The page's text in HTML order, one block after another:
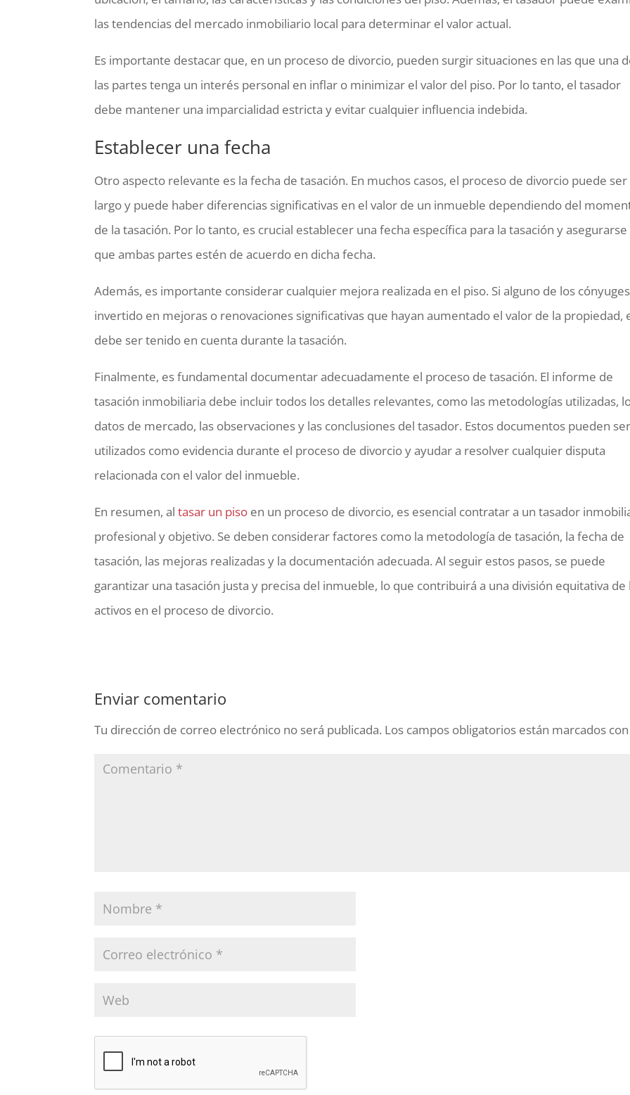
las tendencias del mercado inmobiliario local para determinar el valor actual.
Es importante destacar que, en un proceso de divorcio, pueden surgir situaciones en las que una
las partes tenga un interés personal en inflar o minimizar el valor del piso. Por lo tanto, el tasador
debe mantener una imparcialidad estricta y evitar cualquier influencia indebida.
Establecer una fecha
Otro aspecto relevante es la fecha de tasación. En muchos casos, el proceso de divorcio puede ser
largo y puede haber diferencias significativas en el valor de un inmueble dependiendo del
de la tasación. Por lo tanto, es crucial establecer una fecha específica para la tasación y
que ambas partes estén de acuerdo en dicha fecha.
Además, es importante considerar cualquier mejora realizada en el piso. Si alguno de los
invertido en mejoras o renovaciones significativas que hayan aumentado el valor de la propiedad,
debe ser tenido en cuenta durante la tasación.
Finalmente, es fundamental documentar adecuadamente el proceso de tasación. El informe de
tasación inmobiliaria debe incluir todos los detalles relevantes, como las metodologías utilizadas,
datos de mercado, las observaciones y las conclusiones del tasador. Estos documentos pueden
utilizados como evidencia durante el proceso de divorcio y ayudar a resolver cualquier disputa
relacionada con el valor del inmueble.
En resumen, altasar un piso en un proceso de divorcio, es esencial contratar a un tasador
profesional y objetivo. Se deben considerar factores como la metodología de tasación, la fecha de
tasación, las mejoras realizadas y la documentación adecuada. Al seguir estos pasos, se puede
garantizar una tasación justa y precisa del inmueble, lo que contribuirá a una división equitativa de
activos en el proceso de divorcio.
Enviar comentario
Tu dirección de correo electrónico no será publicada. Los campos obligatorios están marcados